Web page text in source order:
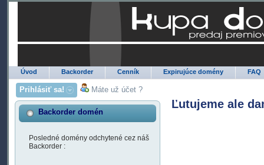
Úvod Backorder Cenník Expirujúce domény FAQ
Prihlásiť sa! Máte už účet ?
Backorder domén
Posledné domény odchytené cez náš
Backorder :
Ľutujeme ale